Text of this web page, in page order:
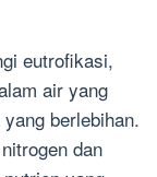
eutrofikasi,
air yang
berlebihan.
dan